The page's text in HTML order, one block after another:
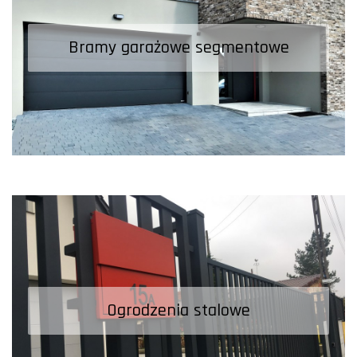
Bramy garażowe segmentowe
Bramy garażowe segmentowe
Ogrodzenia stalowe
Ogrodzenia stalowe